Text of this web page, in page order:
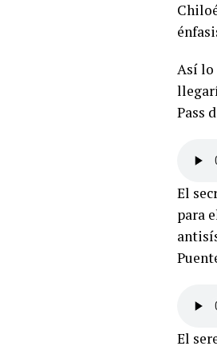
Así lo
Pass
El
para
El